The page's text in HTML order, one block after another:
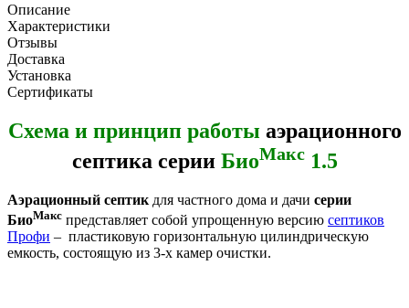
Описание
Характеристики
Отзывы
Доставка
Установка
Сертификаты
Схема и принцип работы аэрационного
септика серии БиоМакс1.5
Аэрационный септик для частного дома и дачи серии
БиоМакс представляет собой упрощенную версию септиков
Профи – пластиковую горизонтальную цилиндрическую
емкость, состоящую из 3-х камер очистки.